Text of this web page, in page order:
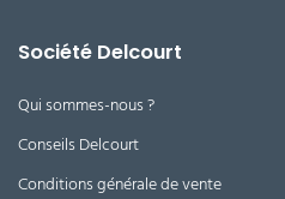
Société Delcourt
Qui sommes-nous ?
Conseils Delcourt
Conditions générale de vente